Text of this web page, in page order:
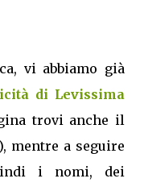
vi abbiamo già
di Levissima
trovi anche il
mentre a seguire
i nomi, dei